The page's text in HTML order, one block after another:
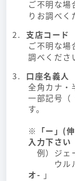
ご不明な場
りお調べく
支店コード
ご不明な場
調べくださ
口座名義人
全角カナ・
一部記号（
す。
※「ー」(
入力下さい
例）ジェ
ウルル
オ- 」